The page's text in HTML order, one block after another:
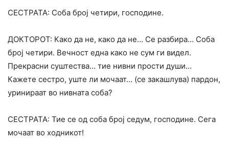
СЕСТРАТА: Соба број четири, господине.
ДОКТОРОТ: Како да не, како да не… Се разбира… Соба
број четири. Вечност една како не сум ги видел.
Прекрасни суштества… тие нивни прости души…
Кажете сестро, уште ли мочаат… (се закашлува) пардон,
уринираат во нивната соба?
СЕСТРАТА: Тие се од соба број седум, господине. Сега
мочаат во ходникот!